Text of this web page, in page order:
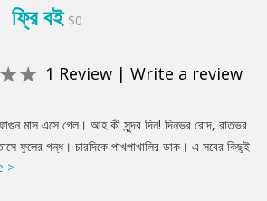
ফ্রি বই $0
★★ 1 Review | Write a review
মাস এসে গেল। আহ কী সুন্দর দিন! দিনভর রোদ, রাতভর
ফুলের গন্ধ। চারদিকে পাখপাখালির ডাক। এ সবের কিছুই
মাঝ রাতের দিকে রোজ ঘুম ভেঙে যায় টুনির। হঠাৎ করে।
>